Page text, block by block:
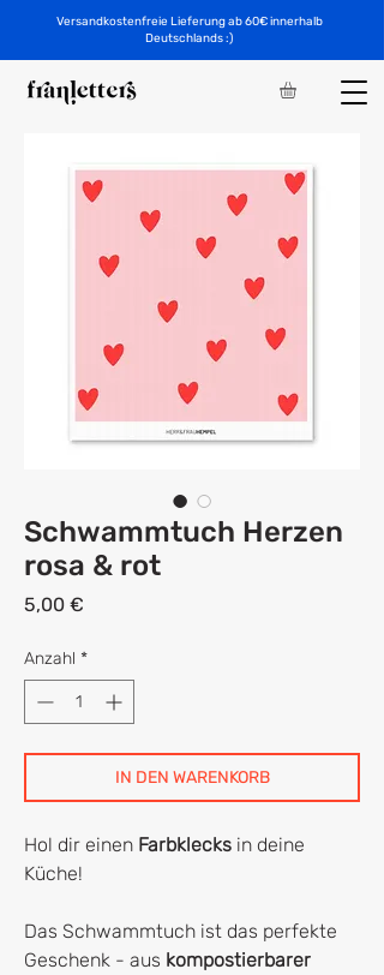
Versandkostenfreie Lieferung ab 60€ innerhalb
Deutschlands :)
Schwammtuch Herzen
rosa & rot
5,00 €
Anzahl *
IN DEN WARENKORB
Hol dir einen Farbklecks in deine
Küche!
Das Schwammtuch ist das perfekte
Geschenk - aus kompostierbarer